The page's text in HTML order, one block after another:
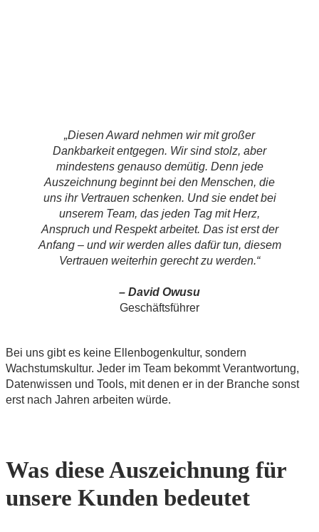
„Diesen Award nehmen wir mit großer
Dankbarkeit entgegen. Wir sind stolz, aber
mindestens genauso demütig. Denn jede
Auszeichnung beginnt bei den Menschen, die
uns ihr Vertrauen schenken. Und sie endet bei
unserem Team, das jeden Tag mit Herz,
Anspruch und Respekt arbeitet. Das ist erst der
Anfang – und wir werden alles dafür tun, diesem
Vertrauen weiterhin gerecht zu werden.“
– David Owusu
Geschäftsführer
Bei uns gibt es keine Ellenbogenkultur, sondern
Wachstumskultur. Jeder im Team bekommt Verantwortung,
Datenwissen und Tools, mit denen er in der Branche sonst
erst nach Jahren arbeiten würde.
Was diese Auszeichnung für
unsere Kunden bedeutet